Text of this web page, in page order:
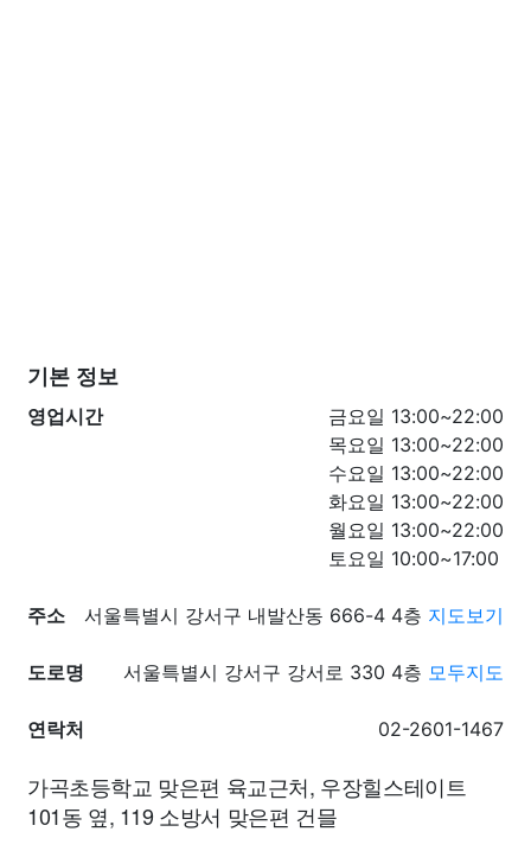
기본 정보
영업시간
금요일 13:00~22:00
목요일 13:00~22:00
수요일 13:00~22:00
화요일 13:00~22:00
월요일 13:00~22:00
토요일 10:00~17:00
주소 서울특별시 강서구 내발산동 666-4 4층 지도보기
도로명 서울특별시 강서구 강서로 330 4층 모두지도
연락처 02-2601-1467
가곡초등학교 맞은편 육교근처, 우장힐스테이트
101동 옆, 119 소방서 맞은편 건믈